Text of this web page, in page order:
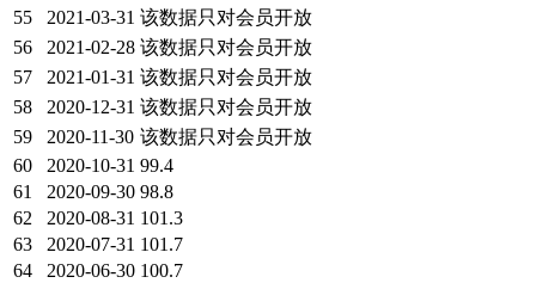
55
2021-03-31 该数据只对会员开放
56
2021-02-28 该数据只对会员开放
57
2021-01-31 该数据只对会员开放
58
2020-12-31 该数据只对会员开放
59
2020-11-30 该数据只对会员开放
60
2020-10-31 99.4
61
2020-09-30 98.8
62
2020-08-31 101.3
63
2020-07-31 101.7
64
2020-06-30 100.7